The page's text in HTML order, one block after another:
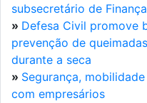
subsecretário de
» Defesa Civil promove
prevenção de
durante a seca
» Segurança,
com empresários